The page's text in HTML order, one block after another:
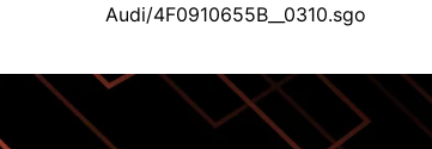
Audi/4F0910655B__0310.sgo